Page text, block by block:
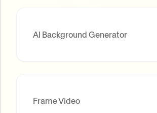
AI Background Generator
Frame Video